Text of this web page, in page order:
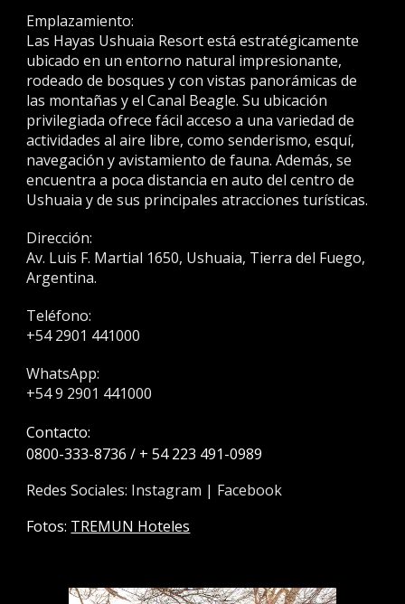
Emplazamiento:
Las Hayas Ushuaia Resort está estratégicamente
ubicado en un entorno natural impresionante,
rodeado de bosques y con vistas panorámicas de
las montañas y el Canal Beagle. Su ubicación
privilegiada ofrece fácil acceso a una variedad de
actividades al aire libre, como senderismo, esquí,
navegación y avistamiento de fauna. Además, se
encuentra a poca distancia en auto del centro de
Ushuaia y de sus principales atracciones turísticas.
Dirección:
Av. Luis F. Martial 1650, Ushuaia, Tierra del Fuego,
Argentina.
Teléfono:
+54 2901 441000
WhatsApp:
+54 9 2901 441000
Contacto:
0800-333-8736 / + 54 223 491-0989
Redes Sociales: Instagram | Facebook
Fotos: TREMUN Hoteles